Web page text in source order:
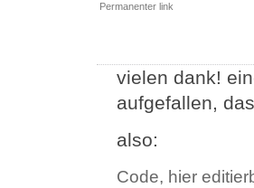
Permanenter link
vielen dank!
aufgefallen,
also:
Code, hier